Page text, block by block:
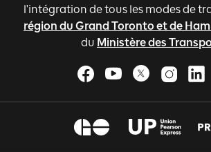
l'intégration de tous les modes de
région du Grand Toronto et de
du Ministère des